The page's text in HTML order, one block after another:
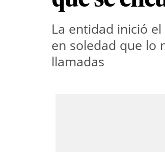
La entidad inició
en soledad que lo
llamadas